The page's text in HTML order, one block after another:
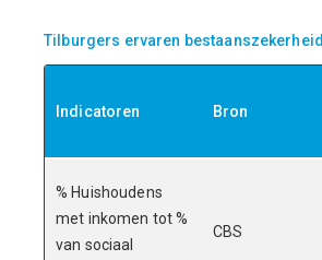
Tilburgers ervaren bestaanszekerheid
Indicatoren Bron
% Huishoudens
met inkomen tot %
van sociaal
CBS